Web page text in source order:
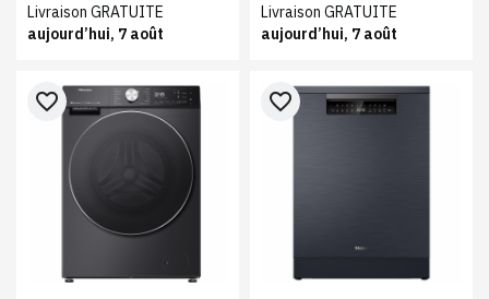
Vitesse 1200 tr/min, 14 Kg
Livraison GRATUITE
aujourd’hui, 7 août
programmes, Wifi, A
Livraison GRATUITE
aujourd’hui, 7 août
favorite_border favorite_border